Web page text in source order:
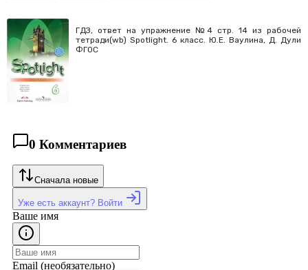
ГДЗ, ответ на упражнение №4 стр. 14 из рабочей
тетради(wb) Spotlight. 6 класс. Ю.Е. Ваулина, Д. Дули
ФГОС